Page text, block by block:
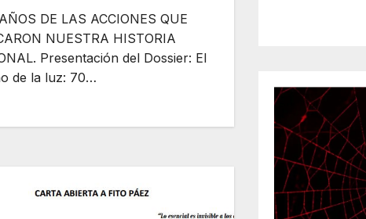
DE LAS ACCIONES QUE
NUESTRA HISTORIA
Presentación del Dossier: El
de la luz: 70…